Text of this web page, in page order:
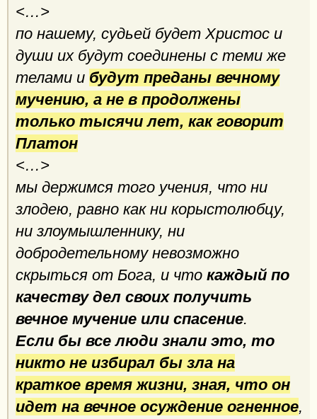
<…>
по нашему, судьей будет Христос и
души их будут соединены с теми же
телами и будут преданы вечному
мучению, а не в продолжены
только тысячи лет, как говорит
Платон
<…>
мы держимся того учения, что ни
злодею, равно как ни корыстолюбцу,
ни злоумышленнику, ни
добродетельному невозможно
скрыться от Бога, и что каждый по
качеству дел своих получить
вечное мучение или спасение.
Если бы все люди знали это, то
никто не избирал бы зла на
краткое время жизни, зная, что он
идет на вечное осуждение огненное,